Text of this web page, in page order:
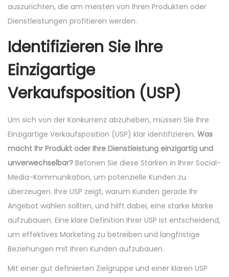
auszurichten, die am meisten von Ihren Produkten oder
Dienstleistungen profitieren werden.
Identifizieren Sie Ihre
Einzigartige
Verkaufsposition (USP)
Um sich von der Konkurrenz abzuheben, müssen Sie Ihre
Einzigartige Verkaufsposition (USP) klar identifizieren. Was
macht Ihr Produkt oder Ihre Dienstleistung einzigartig und
unverwechselbar? Betonen Sie diese Stärken in Ihrer Social-
Media-Kommunikation, um potenzielle Kunden zu
überzeugen. Ihre USP zeigt, warum Kunden gerade Ihr
Angebot wählen sollten, und hilft dabei, eine starke Marke
aufzubauen. Eine klare Definition Ihrer USP ist entscheidend,
um effektives Marketing zu betreiben und langfristige
Beziehungen mit Ihren Kunden aufzubauen.
Mit einer gut definierten Zielgruppe und einer klaren USP